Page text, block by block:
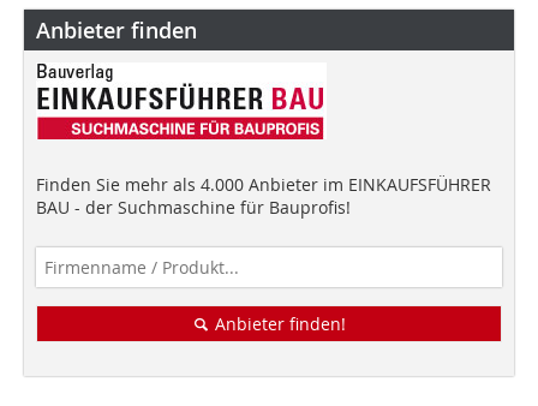
Anbieter finden
Finden Sie mehr als 4.000 Anbieter im EINKAUFSFÜHRER
BAU - der Suchmaschine für Bauprofis!
Anbieter finden!